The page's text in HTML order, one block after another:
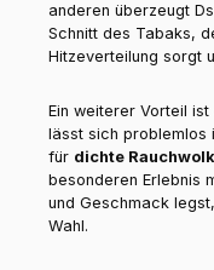
anderen überzeugt
Schnitt des Tabaks,
Hitzeverteilung sorgt
Ein weiterer Vorteil
lässt sich problemlos
für dichte
besonderen Erlebnis
und Geschmack
Wahl.